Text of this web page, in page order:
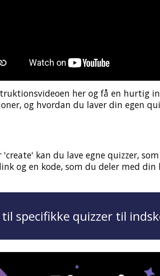
her og få en hurtig
og hvordan du laver din egen
'create' kan du lave egne quizzer,
og en kode, som du deler med
specifikke quizzer til